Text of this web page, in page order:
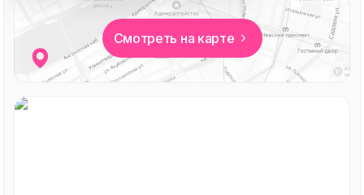
Смотреть на карте